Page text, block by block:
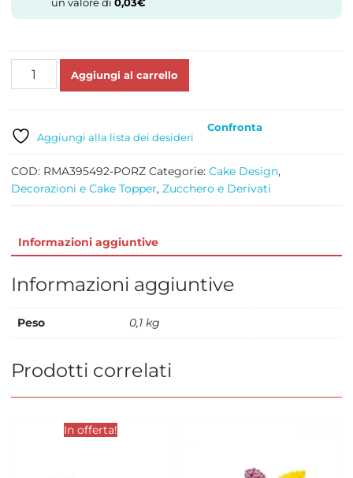
DIAVOLINA
GR
100
quantità
Aggiungi al carrello
Aggiungi alla lista dei desideri
Confronta
COD: RMA395492-PORZ Categorie: Cake Design,
Decorazioni e Cake Topper, Zucchero e Derivati
Informazioni aggiuntive
Informazioni aggiuntive
Peso 0,1 kg
Prodotti correlati
In offerta!